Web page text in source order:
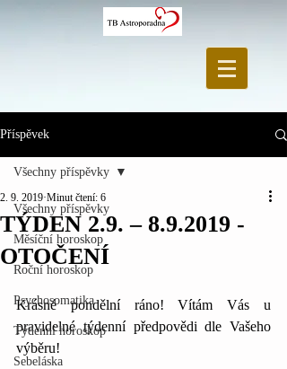
Příspěvek
Všechny příspěvky
Měsíční horoskop
Roční horoskop
Psychosomatika
Týdenní horoskop
Sebeláska
Všechny příspěvky
TÝDEN 2.9. – 8.9.2019 -
OTOČENÍ
2. 9. 2019 Minut čtení: 6
Krásné pondělní ráno! Vítám Vás u
pravidelné týdenní předpovědi dle Vašeho
výběru!